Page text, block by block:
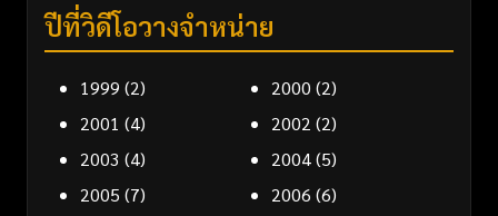
ปีที่วิดีโอวางจำหน่าย
1999 (2) 2000 (2)
2001 (4) 2002 (2)
2003 (4) 2004(5)
2005 (7) 2006 (6)